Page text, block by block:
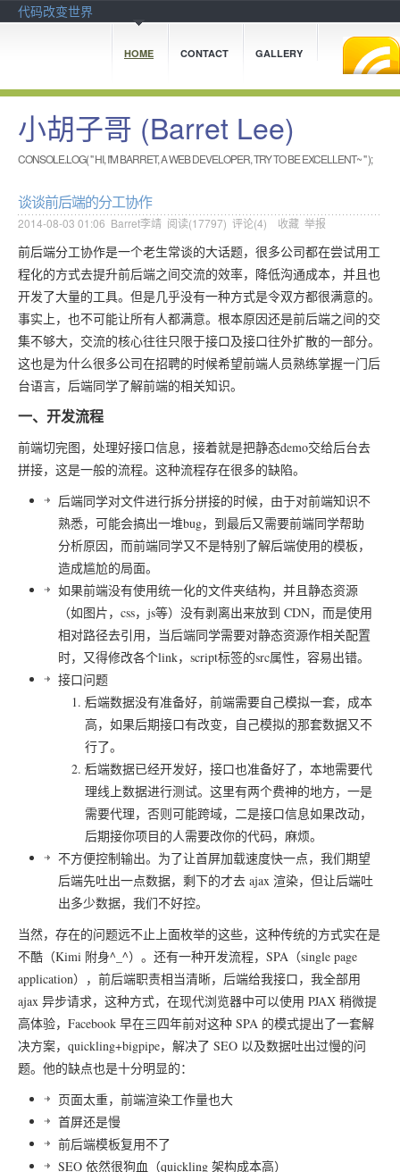
代码改变世界
HOME CONTACT GALLERY
小胡子哥 (Barret Lee)
CONSOLE.LOG( " HI, I'M BARRET, A WEB DEVELOPER, TRY TO BE EXCELLENT~ " );
谈谈前后端的分工协作
2014-08-03 01:06 Barret李靖 阅读(17797) 评论(4) 收藏 举报
前后端分工协作是一个老生常谈的大话题，很多公司都在尝试用工
程化的方式去提升前后端之间交流的效率，降低沟通成本，并且也
开发了大量的工具。但是几乎没有一种方式是令双方都很满意的。
事实上，也不可能让所有人都满意。根本原因还是前后端之间的交
集不够大，交流的核心往往只限于接口及接口往外扩散的一部分。
这也是为什么很多公司在招聘的时候希望前端人员熟练掌握一门后
台语言，后端同学了解前端的相关知识。
一、开发流程
前端切完图，处理好接口信息，接着就是把静态demo交给后台去
拼接，这是一般的流程。这种流程存在很多的缺陷。
后端同学对文件进行拆分拼接的时候，由于对前端知识不
熟悉，可能会搞出一堆bug，到最后又需要前端同学帮助
分析原因，而前端同学又不是特别了解后端使用的模板，
造成尴尬的局面。
如果前端没有使用统一化的文件夹结构，并且静态资源
（如图片，css，js等）没有剥离出来放到 CDN，而是使用
相对路径去引用，当后端同学需要对静态资源作相关配置
时，又得修改各个link，script标签的src属性，容易出错。
接口问题
后端数据没有准备好，前端需要自己模拟一套，成本
高，如果后期接口有改变，自己模拟的那套数据又不
行了。
后端数据已经开发好，接口也准备好了，本地需要代
理线上数据进行测试。这里有两个费神的地方，一是
需要代理，否则可能跨域，二是接口信息如果改动，
后期接你项目的人需要改你的代码，麻烦。
不方便控制输出。为了让首屏加载速度快一点，我们期望
后端先吐出一点数据，剩下的才去 ajax 渲染，但让后端吐
出多少数据，我们不好控。
当然，存在的问题远不止上面枚举的这些，这种传统的方式实在是
不酷（Kimi 附身^_^）。还有一种开发流程，SPA（single page
application），前后端职责相当清晰，后端给我接口，我全部用
ajax 异步请求，这种方式，在现代浏览器中可以使用 PJAX 稍微提
高体验，Facebook 早在三四年前对这种 SPA 的模式提出了一套解
决方案，quickling+bigpipe，解决了 SEO 以及数据吐出过慢的问
题。他的缺点也是十分明显的：
页面太重，前端渲染工作量也大
首屏还是慢
前后端模板复用不了
SEO 依然很狗血（quickling 架构成本高）